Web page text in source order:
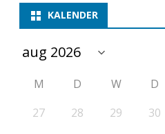
b
r
g
KALENDER
M D W D
27
28 29 30